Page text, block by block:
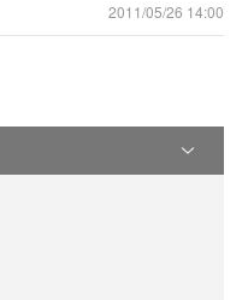
2011/05/26 14:00